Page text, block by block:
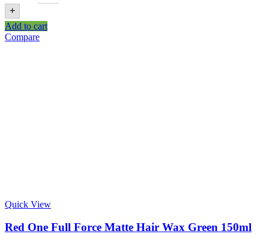
+
Add to cart
Compare
Quick View
Red One Full Force Matte Hair Wax Green 150ml